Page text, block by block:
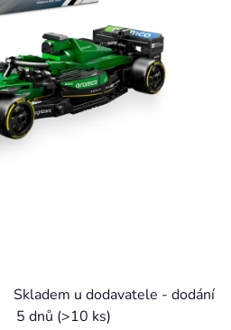
Skladem u dodavatele - dodání
5 dnů (>10 ks)